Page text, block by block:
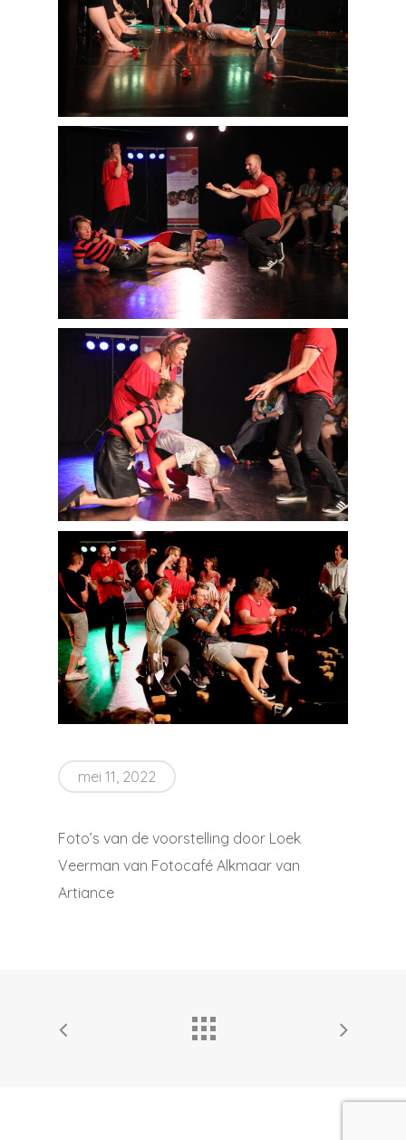
mei 11, 2022
Foto’s van de voorstelling door Loek
Veerman van Fotocafé Alkmaar van
Artiance